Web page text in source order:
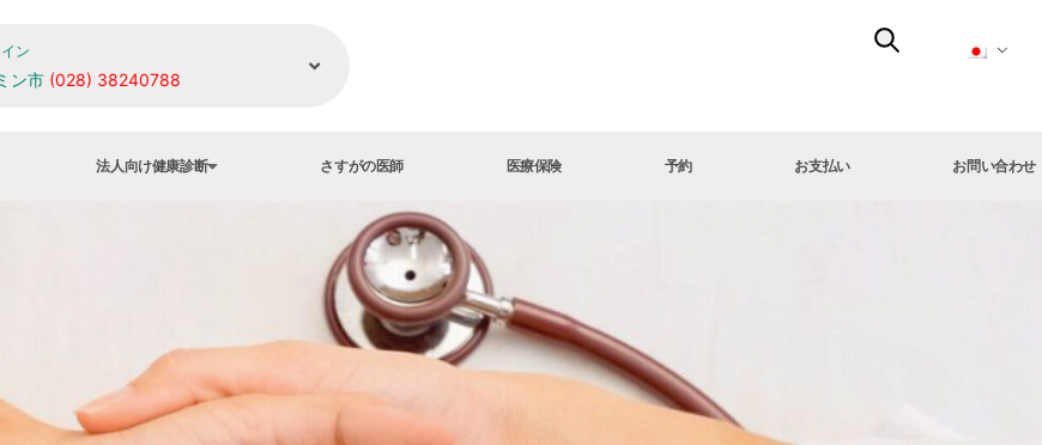
ン
ン市 (028) 38240788
法人向け健康診断 さすがの医師 医療保険 予約 お支払い お問い合わせ